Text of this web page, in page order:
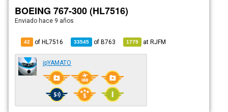
BOEING 767-300 (HL7516)
Enviado hace 9 años
42 of HL7516 33545 ofB763 1779 atRJFM
jpYAMATO